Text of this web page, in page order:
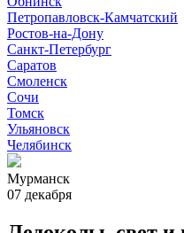
Петропавловск-Камчатский
Ростов-на-Дону
Санкт-Петербург
Саратов
Смоленск
Сочи
Томск
Ульяновск
Челябинск
Мурманск
07 декабря